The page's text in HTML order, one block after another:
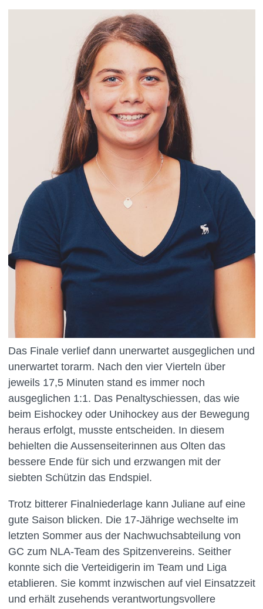
Das Finale verlief dann unerwartet ausgeglichen und
unerwartet torarm. Nach den vier Vierteln über
jeweils 17,5 Minuten stand es immer noch
ausgeglichen 1:1. Das Penaltyschiessen, das wie
beim Eishockey oder Unihockey aus der Bewegung
heraus erfolgt, musste entscheiden. In diesem
behielten die Aussenseiterinnen aus Olten das
bessere Ende für sich und erzwangen mit der
siebten Schützin das Endspiel.
Trotz bitterer Finalniederlage kann Juliane auf eine
gute Saison blicken. Die 17-Jährige wechselte im
letzten Sommer aus der Nachwuchsabteilung von
GC zum NLA-Team des Spitzenvereins. Seither
konnte sich die Verteidigerin im Team und Liga
etablieren. Sie kommt inzwischen auf viel Einsatzzeit
und erhält zusehends verantwortungsvollere